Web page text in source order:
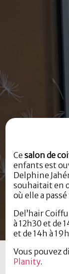
Cesalon de
enfants est
Delphine
souhaitait en
où elle a
Del’hair
à 12h30 et de
et de 14h à
Vous pouvez
Planity.